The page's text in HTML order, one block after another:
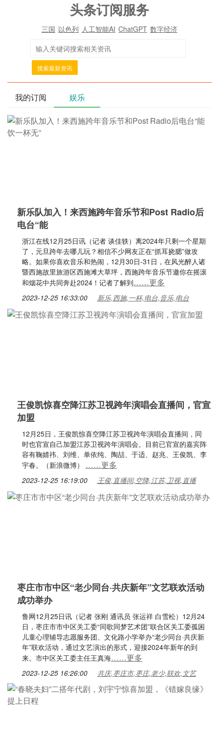
头条订阅服务
三国 以色列 人工智能AI ChatGPT 数字经济
搜索最新资讯
我的订阅 娱乐
新乐队加入！来西施跨年音乐节和Post Radio后
电台“能
浙江在线12月25日讯（记者 谈佳轶）离2024年只剩一个星期
了，元旦跨年去哪儿玩？相信不少网友正在“抓耳挠腮”做攻
略。如果你喜欢音乐和热闹，12月30日-31日，在风光醉人诸
暨西施故里旅游区西施滩大草坪，西施跨年音乐节邀你在摇滚
和烟花中共同奔赴2024！记者了解到……更多
2023-12-25 16:33:00 新乐,西施,一杯,电台,音乐,电台
王俊凯惊喜空降江苏卫视跨年演唱会直播间，官宣
加盟
12月25日，王俊凯惊喜空降江苏卫视跨年演唱会直播间，同
时也官宣自己加盟江苏卫视跨年演唱会。目前已官宣的嘉宾阵
容有鞠婧祎、刘维、单依纯、陶喆、于适、赵兆、王俊凯、李
宇春。（新浪微博） ……更多
2023-12-25 16:19:00 王俊,直播间,空降,江苏,卫视,直播
枣庄市市中区“老少同台·共庆新年”文艺联欢活动
成功举办
鲁网12月25日讯（记者 张刚 通讯员 张运祥 白雪松）12月24
日，枣庄市市中区关工委“同歌同梦艺术团”联合区关工委孤困
儿童心理辅导志愿服务团、文化路小学举办“老少同台·共庆新
年”联欢活动，通过文艺演出的形式，迎接2024年新年的到
来。市中区关工委主任王真海……更多
2023-12-25 16:26:00 共庆,枣庄市,枣庄,老少,联欢,文艺